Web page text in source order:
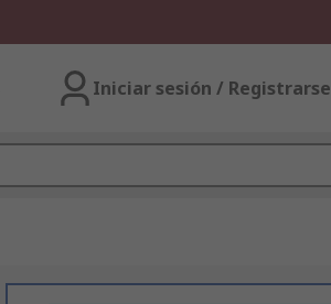
Iniciar sesión / Registrarse